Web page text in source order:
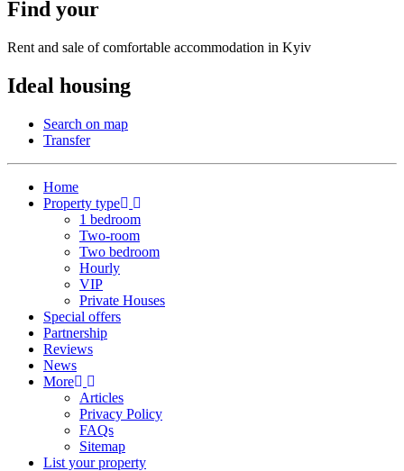
Find your
Rent and sale of comfortable accommodation in Kyiv
Ideal housing
Search on map
Transfer
Home
Property type
1 bedroom
Two-room
Two bedroom
Hourly
VIP
Private Houses
Special offers
Partnership
Reviews
News
More
Articles
Privacy Policy
FAQs
Sitemap
List your property